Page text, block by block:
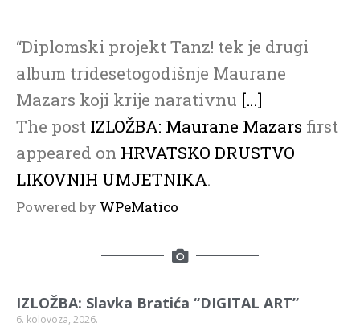
“Diplomski projekt Tanz! tek je drugi
album tridesetogodišnje Maurane
Mazars koji krije narativnu […]
The post IZLOŽBA: Maurane Mazars first
appeared on HRVATSKO DRUSTVO
LIKOVNIH UMJETNIKA.
Powered by WPeMatico
IZLOŽBA: Slavka Bratića “DIGITAL ART”
6. kolovoza, 2026.